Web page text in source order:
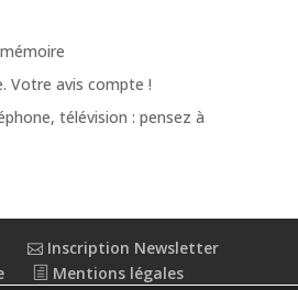
Votre avis compte !
télévision : pensez à
Inscription Newsletter
Mentions légales